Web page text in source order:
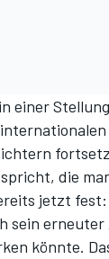
einer
die
jetzt
sein
könnte.